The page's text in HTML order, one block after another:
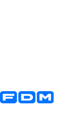
Yderligere information